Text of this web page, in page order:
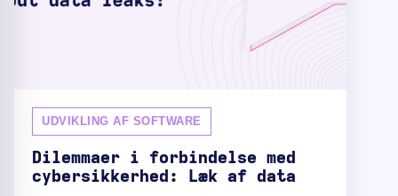
UDVIKLING AF SOFTWARE
Dilemmaer i forbindelse med
cybersikkerhed: Læk af data